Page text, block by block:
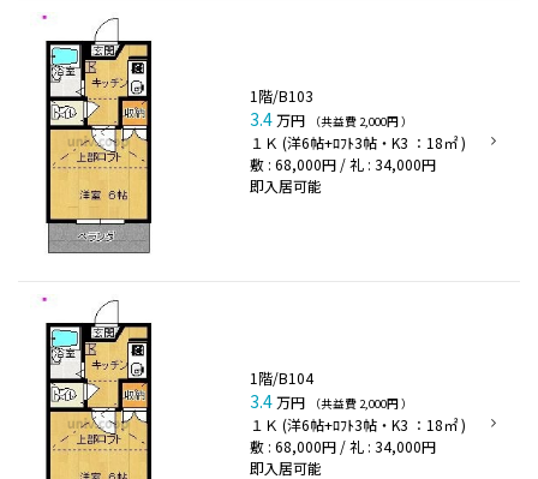
1階/B103
3.4万円 （共益費 2,000円 ）
１Ｋ (洋6帖+ﾛﾌﾄ3帖・K3 ：18㎡ )
敷 : 68,000円 / 礼 : 34,000円
即入居可能
1階/B104
3.4万円 （共益費 2,000円 ）
１Ｋ (洋6帖+ﾛﾌﾄ3帖・K3 ：18㎡ )
敷 : 68,000円 / 礼 : 34,000円
即入居可能